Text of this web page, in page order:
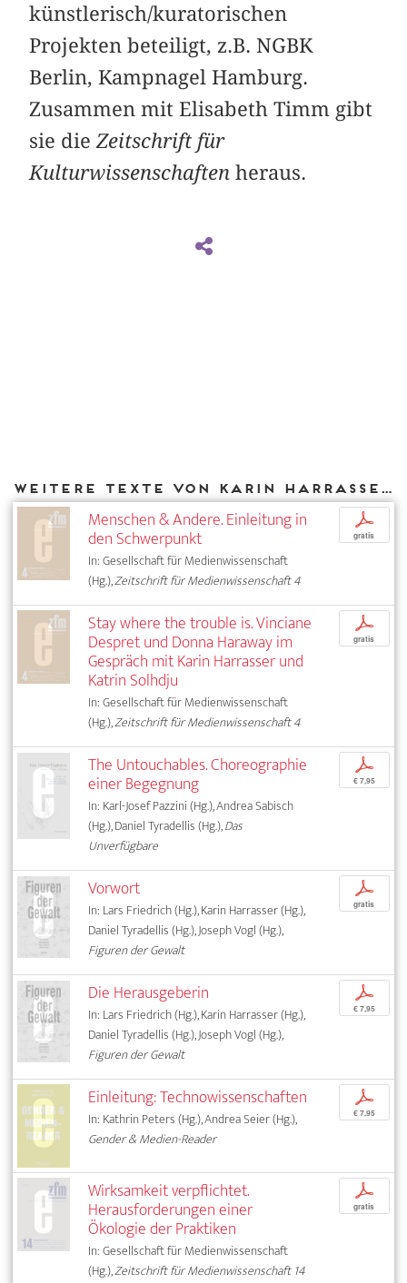
künstlerisch/kuratorischen
Projekten beteiligt, z.B. NGBK
Berlin, Kampnagel Hamburg.
Zusammen mit Elisabeth Timm gibt
sie dieZeitschrift für
Kulturwissenschaften heraus.
Weitere Texte von Karin Harrasser bei DIAPHANES
Menschen & Andere. Einleitung in
den Schwerpunkt
In: Gesellschaft für Medienwissenschaft
(Hg.),Zeitschrift für Medienwissenschaft 4
p
gratis
Stay where the trouble is. Vinciane
Despret und Donna Haraway im
Gespräch mit Karin Harrasser und
Katrin Solhdju
In: Gesellschaft für Medienwissenschaft
(Hg.),Zeitschrift für Medienwissenschaft 4
p
gratis
The Untouchables. Choreographie
einer Begegnung
In: Karl-Josef Pazzini (Hg.), Andrea Sabisch
(Hg.), Daniel Tyradellis (Hg.),Das
Unverfügbare
p
€ 7,95
Vorwort
In: Lars Friedrich (Hg.), Karin Harrasser (Hg.),
Daniel Tyradellis (Hg.), Joseph Vogl (Hg.),
Figuren der Gewalt
p
gratis
Die Herausgeberin
In: Lars Friedrich (Hg.), Karin Harrasser (Hg.),
Daniel Tyradellis (Hg.), Joseph Vogl (Hg.),
Figuren der Gewalt
p
€ 7,95
Einleitung: Technowissenschaften
In: Kathrin Peters (Hg.), Andrea Seier (Hg.),
Gender & Medien-Reader
p
€ 7,95
Wirksamkeit verpflichtet.
Herausforderungen einer
Ökologie der Praktiken
In: Gesellschaft für Medienwissenschaft
(Hg.),Zeitschrift für Medienwissenschaft 14
p
gratis